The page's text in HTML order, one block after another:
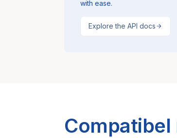
with ease.
Explore the API docs
Compatibel